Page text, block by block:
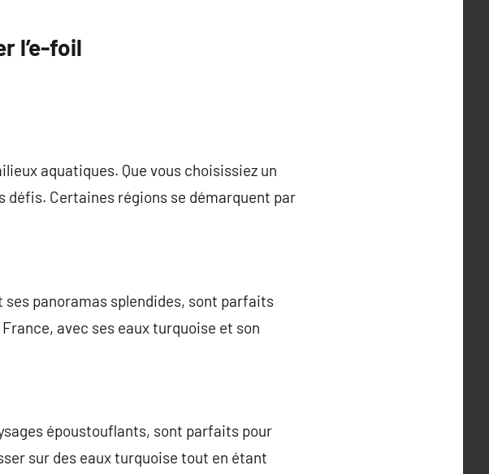
l’e-foil
aquatiques. Que vous choisissiez un
défis. Certaines régions se démarquent par
ses panoramas splendides, sont parfaits
avec ses eaux turquoise et son
époustouflants, sont parfaits pour
sur des eaux turquoise tout en étant